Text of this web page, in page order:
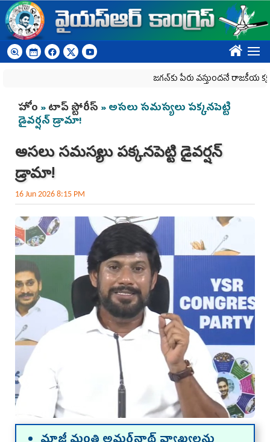
Skip to main content
????
జగన్‌కు పేరు వస్తుందనే రాజకీయ కక్షతో దిశ
You are here
హోం »టాప్ స్టోరీస్ » అసలు సమస్యలు పక్కనపెట్టి
డైవర్షన్ డ్రామా!
అసలు సమస్యలు పక్కనపెట్టి డైవర్షన్
డ్రామా!
16 Jun 2026 8:15 PM